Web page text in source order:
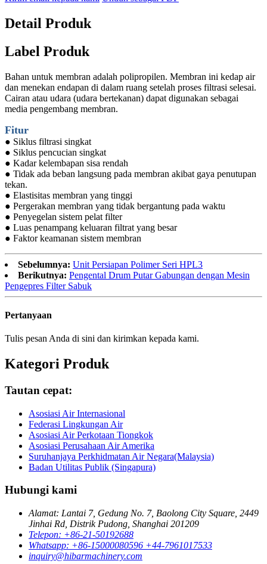
Detail Produk
Label Produk
Bahan untuk membran adalah polipropilen. Membran ini kedap air
dan menekan endapan di dalam ruang setelah proses filtrasi selesai.
Cairan atau udara (udara bertekanan) dapat digunakan sebagai
media pengembang membran.
Fitur
● Siklus filtrasi singkat
● Siklus pencucian singkat
● Kadar kelembapan sisa rendah
● Tidak ada beban langsung pada membran akibat gaya penutupan
tekan.
● Elastisitas membran yang tinggi
● Pergerakan membran yang tidak bergantung pada waktu
● Penyegelan sistem pelat filter
● Luas penampang keluaran filtrat yang besar
● Faktor keamanan sistem membran
Sebelumnya: Unit Persiapan Polimer Seri HPL3
Berikutnya: Pengental Drum Putar Gabungan dengan Mesin
Pengepres Filter Sabuk
Pertanyaan
Tulis pesan Anda di sini dan kirimkan kepada kami.
Kategori Produk
Tautan cepat:
Asosiasi Air Internasional
Federasi Lingkungan Air
Asosiasi Air Perkotaan Tiongkok
Asosiasi Perusahaan Air Amerika
Suruhanjaya Perkhidmatan Air Negara(Malaysia)
Badan Utilitas Publik (Singapura)
Hubungi kami
Alamat: Lantai 7, Gedung No. 7, Baolong City Square, 2449
Jinhai Rd, Distrik Pudong, Shanghai 201209
Telepon: +86-21-50192688
Whatsapp: +86-15000080596 +44-7961017533
inquiry@hibarmachinery.com